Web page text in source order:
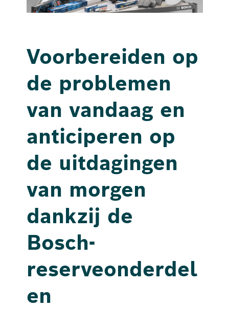
Voorbereiden op
de problemen
van vandaag en
anticiperen op
de uitdagingen
van morgen
dankzij de
Bosch-
reserveonderdel
en